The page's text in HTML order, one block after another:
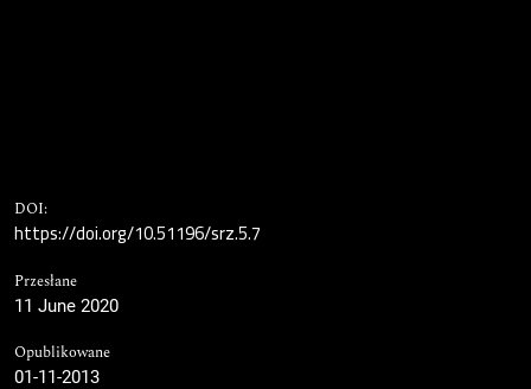
DOI:
https://doi.org/10.51196/srz.5.7
Przesłane
11 June 2020
Opublikowane
01-11-2013